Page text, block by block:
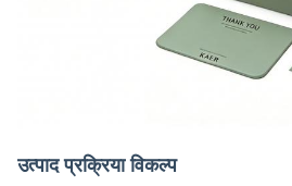
उत्पाद प्रक्रिया विकल्प